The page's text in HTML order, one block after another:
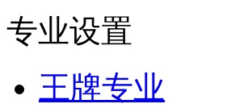
专业设置
王牌专业